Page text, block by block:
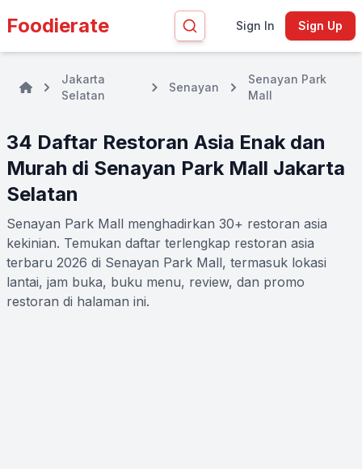
Foodierate Sign In Sign Up
Jakarta
Selatan
Senayan
Senayan Park
Mall
34 Daftar Restoran Asia Enak dan
Murah di Senayan Park Mall Jakarta
Selatan
Senayan Park Mall menghadirkan 30+ restoran asia
kekinian. Temukan daftar terlengkap restoran asia
terbaru 2026 di Senayan Park Mall, termasuk lokasi
lantai, jam buka, buku menu, review, dan promo
restoran di halaman ini.